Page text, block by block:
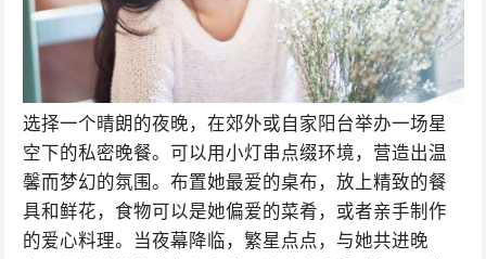
选择一个晴朗的夜晚，在郊外或自家阳台举办一场星
空下的私密晚餐。可以用小灯串点缀环境，营造出温
馨而梦幻的氛围。布置她最爱的桌布，放上精致的餐
具和鲜花，食物可以是她偏爱的菜肴，或者亲手制作
的爱心料理。当夜幕降临，繁星点点，与她共进晚